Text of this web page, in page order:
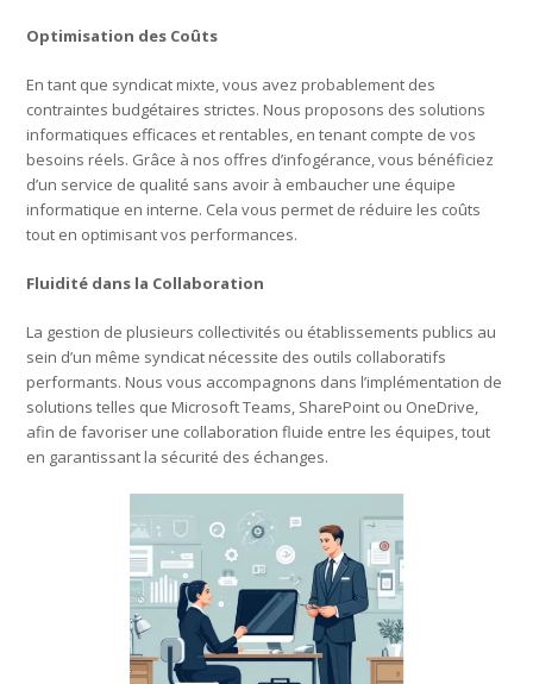
Optimisation des Coûts
En tant que syndicat mixte, vous avez probablement des
contraintes budgétaires strictes. Nous proposons des solutions
informatiques efficaces et rentables, en tenant compte de vos
besoins réels. Grâce à nos offres d’infogérance, vous bénéficiez
d’un service de qualité sans avoir à embaucher une équipe
informatique en interne. Cela vous permet de réduire les coûts
tout en optimisant vos performances.
Fluidité dans la Collaboration
La gestion de plusieurs collectivités ou établissements publics au
sein d’un même syndicat nécessite des outils collaboratifs
performants. Nous vous accompagnons dans l’implémentation de
solutions telles que Microsoft Teams, SharePoint ou OneDrive,
afin de favoriser une collaboration fluide entre les équipes, tout
en garantissant la sécurité des échanges.